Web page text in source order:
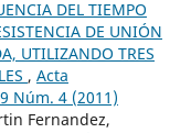
DEL TIEMPO
DE UNIÓN
UTILIZANDO TRES
, Acta
Núm. 4 (2011)
Fernandez,